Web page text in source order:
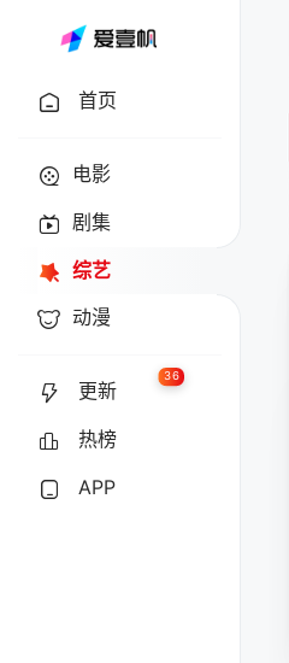
首页
电影
剧集
综艺
动漫
更新
36
热榜
APP